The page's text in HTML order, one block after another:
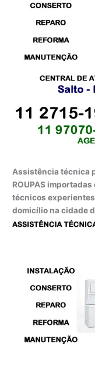
Assistência técnica
ROUPAS
técnicos
domicílio na cidade